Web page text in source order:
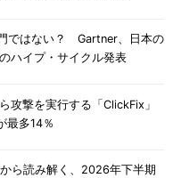
ではない？ Gartner、日本の
ハイプ・サイクル発表
攻撃を実行する「ClickFix」
最多14％
ら読み解く、2026年下半期